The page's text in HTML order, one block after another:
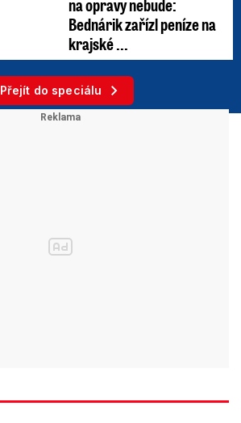
na opravy nebude:
Bednárik zařízl peníze na
krajské ...
Přejít do speciálu